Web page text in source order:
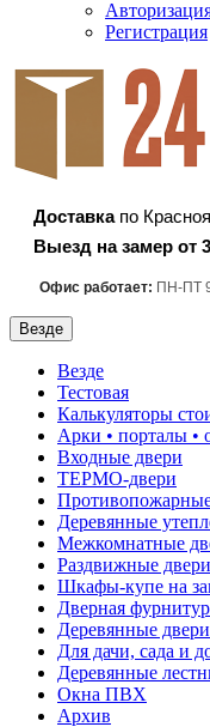
Регистрация
Доставкапо
Выезд на замер от
Офис работает: ПН-ПТ
Везде
Везде
Тестовая
Калькуляторы
Арки • порталы •
Входные двери
ТЕРМО-двери
Деревянные
Межкомнатные
Раздвижные двери
Шкафы-купе на
Дверная
Деревянные
Для дачи, сада и
Деревянные
Окна ПВХ
Архив